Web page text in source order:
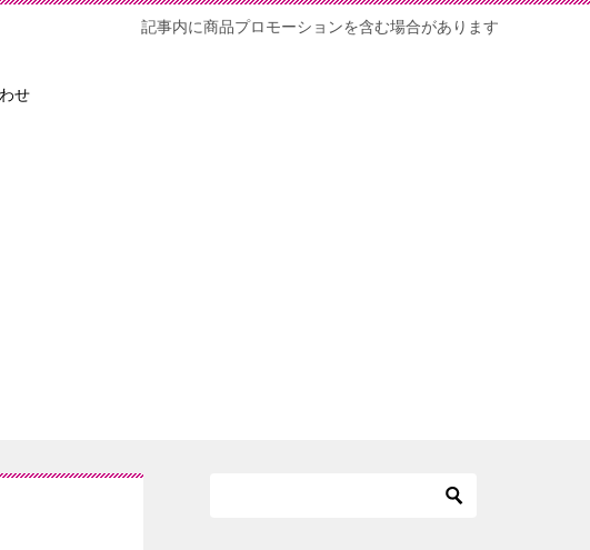
記事内に商品プロモーションを含む場合があります
せ